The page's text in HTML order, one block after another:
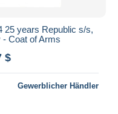
25 years Republic s/s,
Coat of Arms
$
Gewerblicher Händler